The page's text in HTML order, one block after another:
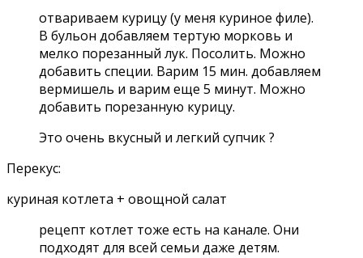
отвариваем курицу (у меня куриное филе).
В бульон добавляем тертую морковь и
мелко порезанный лук. Посолить. Можно
добавить специи. Варим 15 мин. добавляем
вермишель и варим еще 5 минут. Можно
добавить порезанную курицу.
Это очень вкусный и легкий супчик ?
Перекус:
куриная котлета + овощной салат
рецепт котлет тоже есть на канале. Они
подходят для всей семьи даже детям.